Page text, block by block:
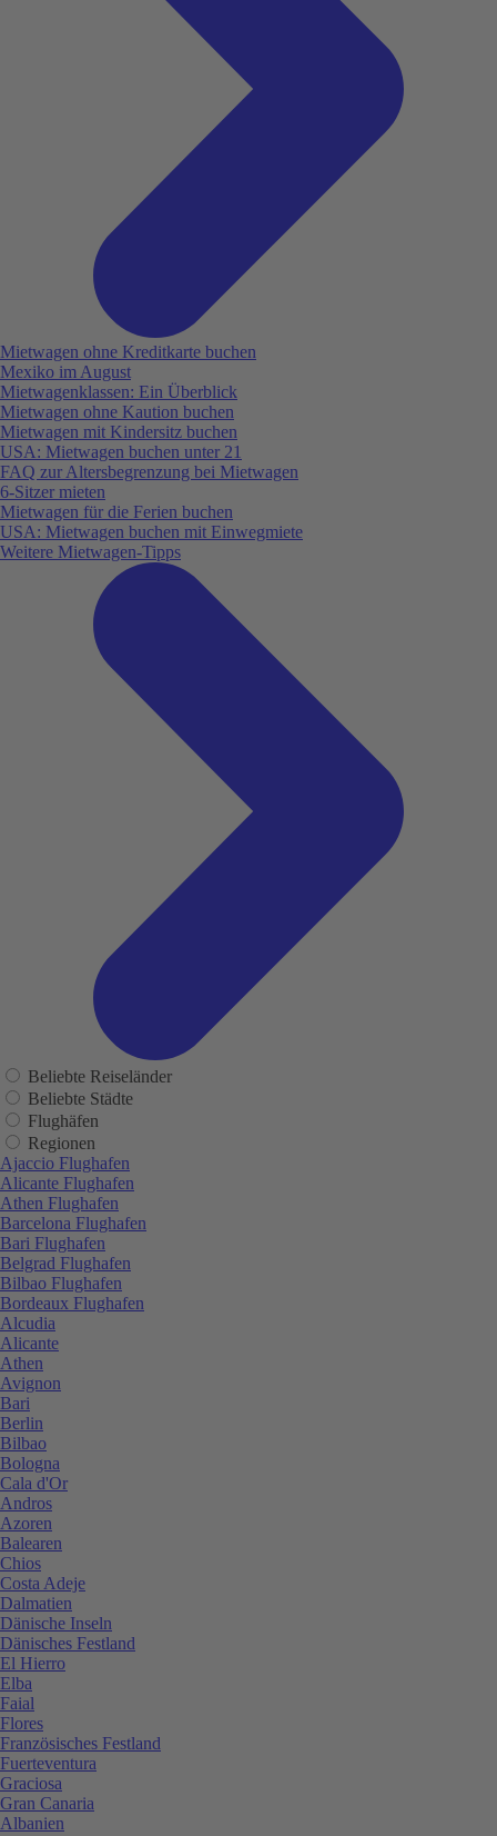
Mietwagen ohne Kreditkarte buchen
Mexiko im August
Mietwagenklassen: Ein Überblick
Mietwagen ohne Kaution buchen
Mietwagen mit Kindersitz buchen
USA: Mietwagen buchen unter 21
FAQ zur Altersbegrenzung bei Mietwagen
6-Sitzer mieten
Mietwagen für die Ferien buchen
USA: Mietwagen buchen mit Einwegmiete
Weitere Mietwagen-Tipps
Beliebte Reiseländer
Beliebte Städte
Flughäfen
Regionen
Ajaccio Flughafen
Alicante Flughafen
Athen Flughafen
Barcelona Flughafen
Bari Flughafen
Belgrad Flughafen
Bilbao Flughafen
Bordeaux Flughafen
Alcudia
Alicante
Athen
Avignon
Bari
Berlin
Bilbao
Bologna
Cala d'Or
Andros
Azoren
Balearen
Chios
Costa Adeje
Dalmatien
Dänische Inseln
Dänisches Festland
El Hierro
Elba
Faial
Flores
Französisches Festland
Fuerteventura
Graciosa
Gran Canaria
Albanien